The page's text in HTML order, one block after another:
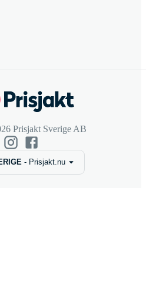
Prisjakt Sverige AB
- Prisjakt.nu